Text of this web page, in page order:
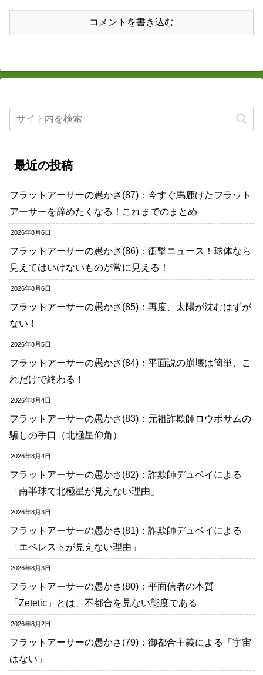
コメントを書き込む
最近の投稿
フラットアーサーの愚かさ(87)：今すぐ馬鹿げたフラット
アーサーを辞めたくなる！これまでのまとめ
2026年8月6日
フラットアーサーの愚かさ(86)：衝撃ニュース！球体なら
見えてはいけないものが常に見える！
2026年8月6日
フラットアーサーの愚かさ(85)：再度、太陽が沈むはずが
ない！
2026年8月5日
フラットアーサーの愚かさ(84)：平面説の崩壊は簡単、こ
れだけで終わる！
2026年8月4日
フラットアーサーの愚かさ(83)：元祖詐欺師ロウボサムの
騙しの手口（北極星仰角）
2026年8月4日
フラットアーサーの愚かさ(82)：詐欺師デュベイによる
「南半球で北極星が見えない理由」
2026年8月3日
フラットアーサーの愚かさ(81)：詐欺師デュベイによる
「エベレストが見えない理由」
2026年8月3日
フラットアーサーの愚かさ(80)：平面信者の本質
「Zetetic」とは、不都合を見ない態度である
2026年8月2日
フラットアーサーの愚かさ(79)：御都合主義による「宇宙
はない」